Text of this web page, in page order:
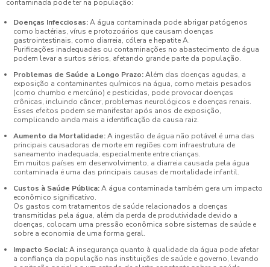
contaminada pode ter na população:
Doenças Infecciosas:A água contaminada pode abrigar patógenos
como bactérias, vírus e protozoários que causam doenças
gastrointestinais, como diarreia, cólera e hepatite A.
Purificações inadequadas ou contaminações no abastecimento de água
podem levar a surtos sérios, afetando grande parte da população.
Problemas de Saúde a Longo Prazo:Além das doenças agudas, a
exposição a contaminantes químicos na água, como metais pesados
(como chumbo e mercúrio) e pesticidas, pode provocar doenças
crônicas, incluindo câncer, problemas neurológicos e doenças renais.
Esses efeitos podem se manifestar após anos de exposição,
complicando ainda mais a identificação da causa raiz.
Aumento da Mortalidade:A ingestão de água não potável é uma das
principais causadoras de morte em regiões com infraestrutura de
saneamento inadequada, especialmente entre crianças.
Em muitos países em desenvolvimento, a diarreia causada pela água
contaminada é uma das principais causas de mortalidade infantil.
Custos à Saúde Pública:A água contaminada também gera um impacto
econômico significativo.
Os gastos com tratamentos de saúde relacionados a doenças
transmitidas pela água, além da perda de produtividade devido a
doenças, colocam uma pressão econômica sobre sistemas de saúde e
sobre a economia de uma forma geral.
Impacto Social:A insegurança quanto à qualidade da água pode afetar
a confiança da população nas instituições de saúde e governo, levando